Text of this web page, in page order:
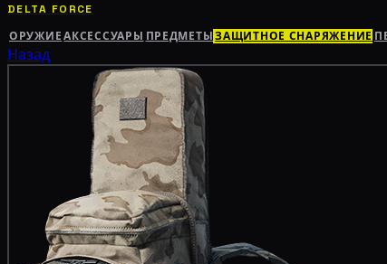
DELTA FORCE
ОРУЖИЕ АКСЕССУАРЫ ПРЕДМЕТЫ ЗАЩИТНОЕ СНАРЯЖЕНИЕ
Назад